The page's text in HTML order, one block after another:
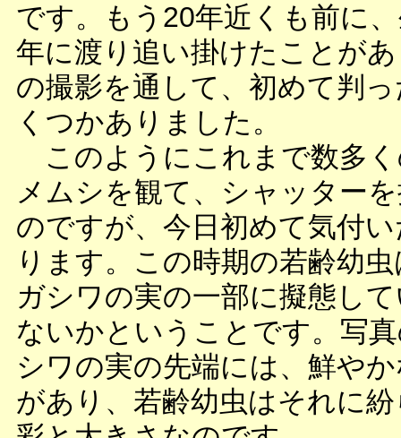
です。もう20年近くも前に
年に渡り追い掛けたことが
の撮影を通して、初めて判
くつかありました。
このようにこれまで数多
メムシを観て、シャッター
のですが、今日初めて気付
ります。この時期の若齢幼
ガシワの実の一部に擬態し
ないかということです。写
シワの実の先端には、鮮や
があり、若齢幼虫はそれに